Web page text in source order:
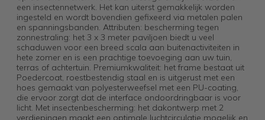
een insectennetwerk. Het kan uiterst gemakkelijk worden
ingesteld en wordt bovendien gefixeerd via metalen palen
en spanningsbanden. Attributen: bescherming tegen
zonnestraling: het 3 x 3 meter paviljoen biedt u veel
schaduwen voor een breed scala aan buitenactiviteiten in
hete zomer en is een prachtige toevoeging aan uw tuin,
terras of achtertuin. Premiumkwaliteit: het frame bestaat uit
Poedercoat, roestbestendig staal en is uitgerust met een
hoes gemaakt van polyesterweefsel met een PU-coating,
die ervoor zorgt dat de interface ondoordringbaar is voor
licht. Met insectenbescherming: het dakontwerp met 2
verdiepingen maakt een optimale luchtcirculatie mogelijk en